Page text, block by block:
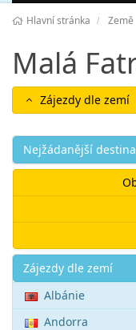
Hlavní stránka Země
Malá
Zájezdy dle zemí
Nejžádanější
Akce
Zájezdy dle zemí
Albánie
Andorra